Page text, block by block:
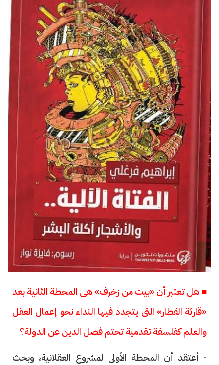
■ هل تعتبر أن «بيت من زخرف» هى المحطة الثانية بعد
«قارئة القطار» التى يتجدد فيها النداء نحو إعمال العقل
والعلم كفلسفة تقدمية تحتم فصل الدين عن الدولة؟
- أعتقد أن المحطة الأولى لمشروع العقلانية، وبحث